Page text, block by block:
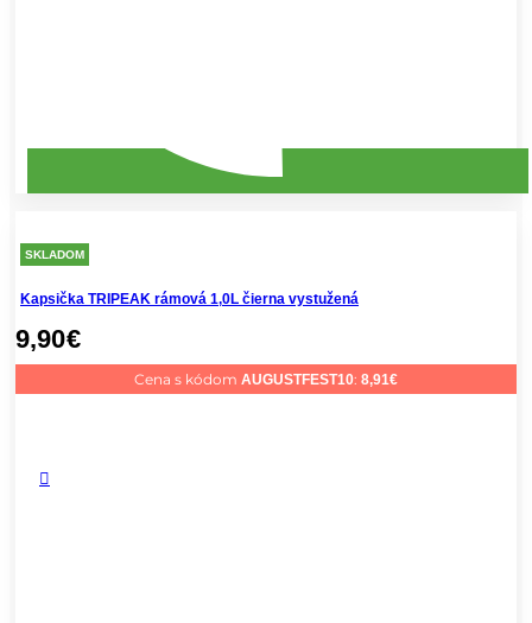
SKLADOM
Kapsička TRIPEAK rámová 1,0L čierna vystužená
9,90€
Cena s kódom AUGUSTFEST10: 8,91€